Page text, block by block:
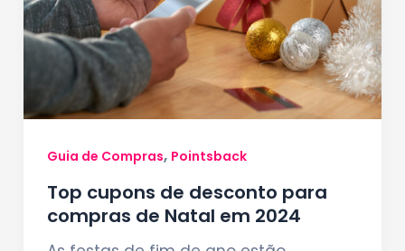
Guia de Compras, Pointsback
Top cupons de desconto para
compras de Natal em 2024